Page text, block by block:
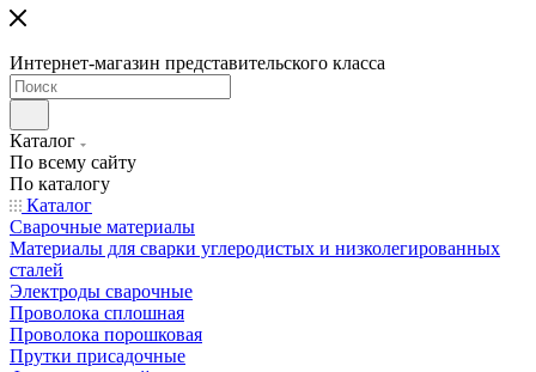
Интернет-магазин представительского класса
Каталог
По всему сайту
По каталогу
Каталог
Сварочные материалы
Материалы для сварки углеродистых и низколегированных
сталей
Электроды сварочные
Проволока сплошная
Проволока порошковая
Прутки присадочные